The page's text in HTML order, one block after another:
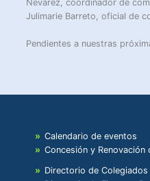
Nevarez, coordinador de
Julimarie Barreto, oficial de
Pendientes a nuestras
Calendario de eventos
Concesión y Renovación
Directorio de Colegiados